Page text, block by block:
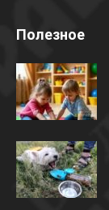
Полезное